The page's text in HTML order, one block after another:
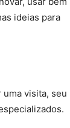
ideias para
visita, seu